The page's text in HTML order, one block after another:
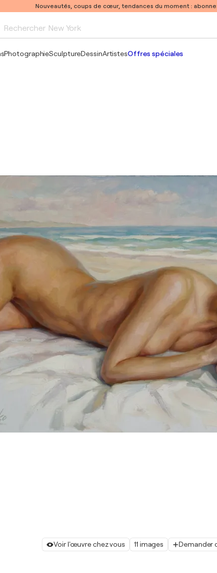
Nouveautés, coups de cœur, tendances du moment :
Rechercher New York
PhotographieSculptureDessinArtistesOffres spéciales
Voir l'œuvre chez vous 11 images Demander